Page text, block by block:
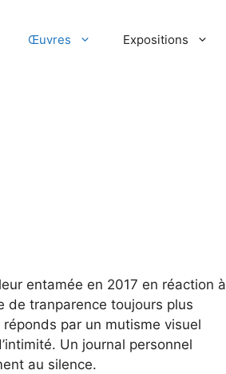
Œuvres Expositions
entamée en 2017 en réaction à
de tranparence toujours plus
par un mutisme visuel
Un journal personnel
au silence.